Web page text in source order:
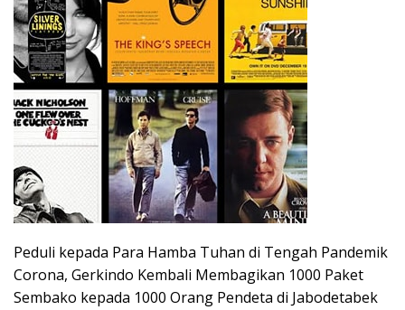
Peduli kepada Para Hamba Tuhan di Tengah Pandemik
Corona, Gerkindo Kembali Membagikan 1000 Paket
Sembako kepada 1000 Orang Pendeta di Jabodetabek